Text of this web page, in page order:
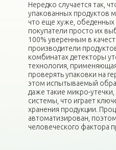
Нередко случается так,
упакованных продуктов
что еще хуже, обеденных
покупатели просто их
100% уверенным в
производители
комбинатах детекторы
технология,
проверять упаковки на
этом испытываемый
даже такие микро-
системы, что играет
хранения продукции.
автоматизирован,
человеческого фактора